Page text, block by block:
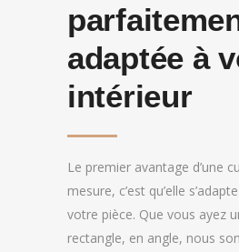
adaptée à
intérieur
Le premier avantage d’une
mesure, c’est qu’elle
votre pièce. Que vous ayez
rectangle, en angle, nous